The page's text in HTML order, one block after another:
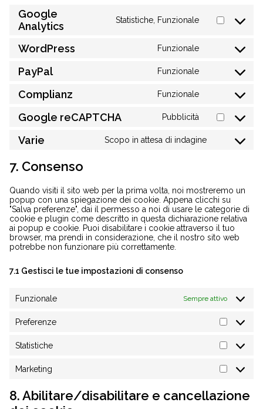
Google
Analytics
Statistiche, Funzionale
Consent
google-
WordPress Funzionale
Consent
PayPal Funzionale
Consent
Complianz Funzionale
Consent
service
Google reCAPTCHA Pubblicità
Consent
Varie Scopo in attesa di indagine
Consent
7. Consenso
Quando visiti il sito web per la prima volta, noi mostreremo un
popup con una spiegazione dei cookie. Appena clicchi su
"Salva preferenze", dai il permesso a noi di usare le categorie di
cookie e plugin come descritto in questa dichiarazione relativa
ai popup e cookie. Puoi disabilitare i cookie attraverso il tuo
browser, ma prendi in considerazione, che il nostro sito web
potrebbe non funzionare più correttamente.
7.1 Gestisci le tue impostazioni di consenso
Funzionale Sempre attivo
Preferenze
Statistiche
Marketing Marketing
8. Abilitare/disabilitare e cancellazione